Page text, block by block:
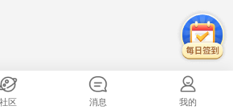
社区 消息 我的